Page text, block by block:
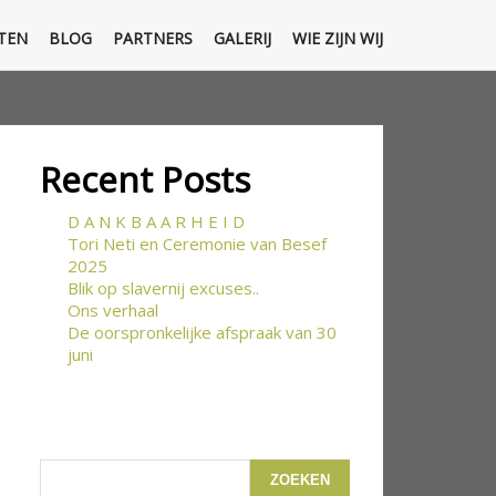
BLOG PARTNERS GALERIJ WIE ZIJN WIJ
Recent Posts
D A N K B A A R H E I D
Tori Neti en Ceremonie van Besef
2025
Blik op slavernij excuses..
Ons verhaal
De oorspronkelijke afspraak van 30
juni